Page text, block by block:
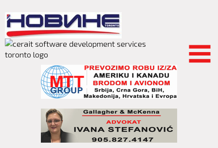
main
content